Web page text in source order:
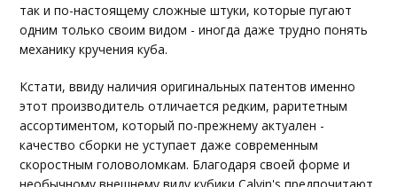
так и по-настоящему сложные штуки, которые пугают
одним только своим видом - иногда даже трудно понять
механику кручения куба.
Кстати, ввиду наличия оригинальных патентов именно
этот производитель отличается редким, раритетным
ассортиментом, который по-прежнему актуален -
качество сборки не уступает даже современным
скоростным головоломкам. Благодаря своей форме и